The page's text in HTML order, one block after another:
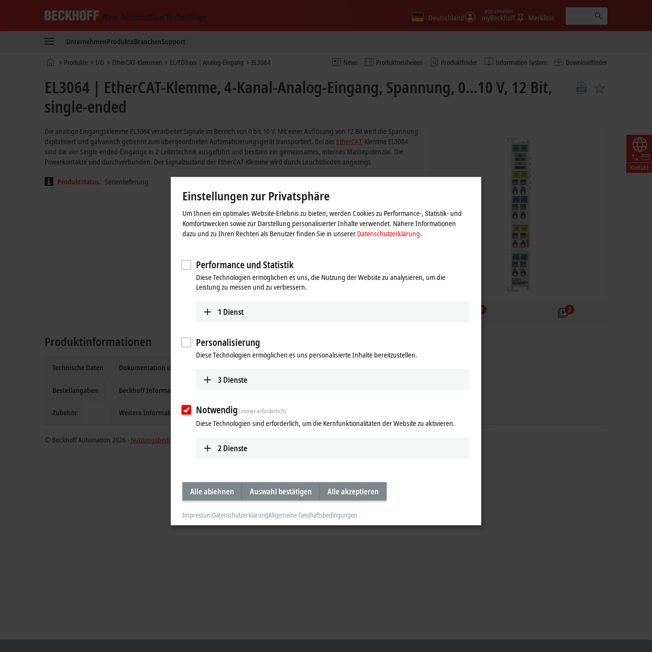
New
Technology
Deutschland myBeckhoff
Jetzt anmelden
Merkliste
UnternehmenProdukteBranchenSupport
News Produktneuheiten Produktfinder Information System Downloadfinder
StartseiteProdukte I/O EtherCAT-Klemmen EL/ED3xxx | Analog-Eingang EL3064
Kontakt
EL3064 | EtherCAT-Klemme, 4-Kanal-Analog-Eingang, Spannung, 0…10 V, 12 Bit,
single-ended
1 2
Die analoge Eingangsklemme EL3064 verarbeitet Signale im Bereich von 0 bis 10 V. Mit einer Auflösung von 12 Bit wird die Spannung
digitalisiert und galvanisch getrennt zum übergeordneten Automatisierungsgerät transportiert. Bei der EtherCAT-Klemme EL3064
sind die vier Single-ended-Eingänge in 2-Leitertechnik ausgeführt und besitzen ein gemeinsames, internes Massepotenzial. Die
Powerkontakte sind durchverbunden. Der Signalzustand der EtherCAT-Klemme wird durch Leuchtdioden angezeigt.
Produktstatus: Serienlieferung
Produktinformationen
Technische Daten
Bestellangaben
Zubehör
Dokumentation und Downloads
Beckhoff Information System
Weitere Informationen
© Beckhoff Automation 2026 - Nutzungsbedingungen
Einstellungen zur Privatsphäre
Um Ihnen ein optimales Website-Erlebnis zu bieten, werden Cookies zu Performance-, Statistik- und
Komfortzwecken sowie zur Darstellung personalisierter Inhalte verwendet. Nähere Informationen
dazu und zu Ihren Rechten als Benutzer finden Sie in unserer Datenschutzerklärung.
Performance und Statistik
Diese Technologien ermöglichen es uns, die Nutzung der Website zu analysieren, um die
Leistung zu messen und zu verbessern.
1 Dienst
Personalisierung
Diese Technologien ermöglichen es uns personalisierte Inhalte bereitzustellen.
3 Dienste
Notwendig(immer erforderlich)
Diese Technologien sind erforderlich, um die Kernfunktionalitäten der Website zu aktivieren.
2 Dienste
Alle ablehnen Auswahl bestätigen Alle akzeptieren
ImpressumDatenschutzerklärungAllgemeine Geschäftsbedingungen